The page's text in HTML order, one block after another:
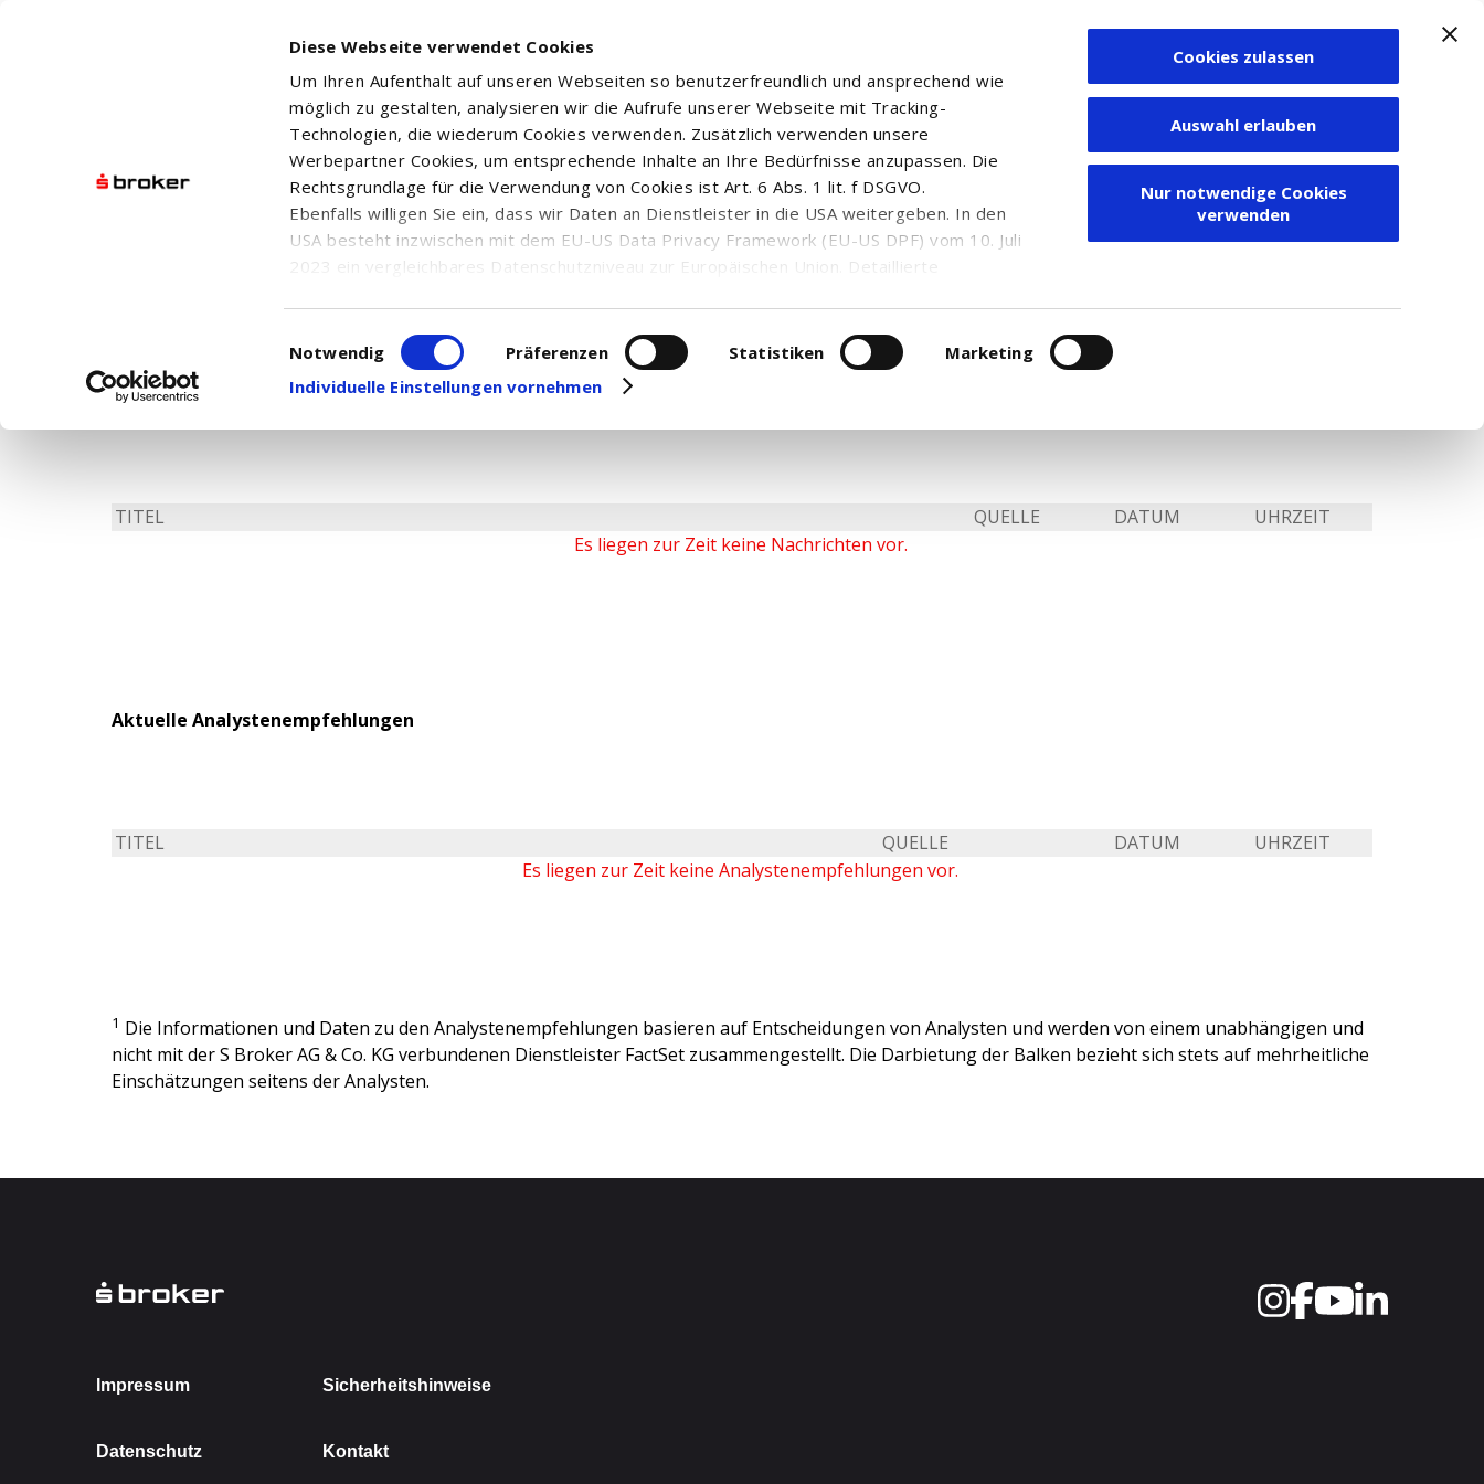
Diese Webseite verwendet Cookies
Um Ihren Aufenthalt auf unseren Webseiten so benutzerfreundlich und ansprechend wie
möglich zu gestalten, analysieren wir die Aufrufe unserer Webseite mit Tracking-
Technologien, die wiederum Cookies verwenden. Zusätzlich verwenden unsere
Werbepartner Cookies, um entsprechende Inhalte an Ihre Bedürfnisse anzupassen. Die
Rechtsgrundlage für die Verwendung von Cookies ist Art. 6 Abs. 1 lit. f DSGVO.
Ebenfalls willigen Sie ein, dass wir Daten an Dienstleister in die USA weitergeben. In den
USA besteht inzwischen mit dem EU-US Data Privacy Framework (EU-US DPF) vom 10. Juli
2023 ein vergleichbares Datenschutzniveau zur Europäischen Union. Detaillierte
in den USA, finden Sie auf unserer Seite zumDatenschutz. Dort können Sie Ihre
Einwilligung auch jederzeit widerrufen oder anpassen.
Einwilligungsauswahl
Notwendig Präferenzen Statistiken
Marketing
Individuelle Einstellungen vornehmen
Cookies zulassen
Auswahl erlauben
Nur notwendige Cookies
verwenden
Zum Depot
DEKA US TREASURY 7-10 UCITS ETF - USD DIS
Hier finden Sie chronologisch geordnet alle Nachrichten und Ad hoc-Meldungen zum gewählten Wertpapier. Für weitere Recherchen empfehlen wir
Ihnen dieNachrichtensuche.
TITEL QUELLE DATUM
UHRZEIT
Es liegen zur Zeit keine Nachrichten vor.
Aktuelle Analystenempfehlungen
TITEL QUELLE DATUM
UHRZEIT
Es liegen zur Zeit keine Analystenempfehlungen vor.
1 Die Informationen und Daten zu den Analystenempfehlungen basieren auf Entscheidungen von Analysten und werden von einem unabhängigen und
nicht mit derS Broker AG & Co. KG verbundenen Dienstleister FactSet zusammengestellt. Die Darbietung der Balken bezieht sich stets auf mehrheitliche
Einschätzungen seitens der Analysten.